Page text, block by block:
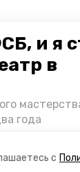
с
и я
в
года
— новые